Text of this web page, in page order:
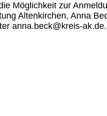
Möglichkeit zur
Altenkirchen, Anna
anna.beck@kreis-ak.de.